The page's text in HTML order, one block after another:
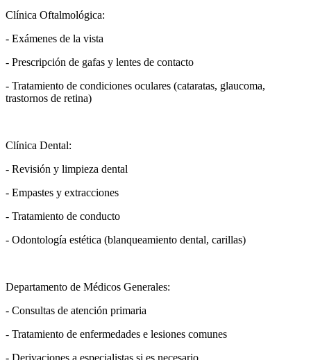
Clínica Oftalmológica:
- Exámenes de la vista
- Prescripción de gafas y lentes de contacto
- Tratamiento de condiciones oculares (cataratas, glaucoma,
trastornos de retina)
Clínica Dental:
- Revisión y limpieza dental
- Empastes y extracciones
- Tratamiento de conducto
- Odontología estética (blanqueamiento dental, carillas)
Departamento de Médicos Generales:
- Consultas de atención primaria
- Tratamiento de enfermedades e lesiones comunes
- Derivaciones a especialistas si es necesario